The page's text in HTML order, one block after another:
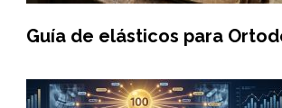
Guía de elásticos para